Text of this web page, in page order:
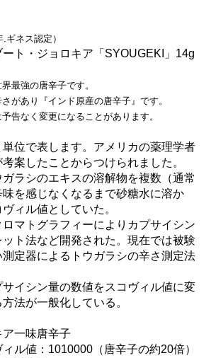
ギネス認定）
ト・ジョロキア「SYOUGEKI」14g
最強の唐辛子です。
があり『インド原産の唐辛子』です。
告なく変更になることがあります。
位で表します。アメリカの薬理学者
案したことからつけられました。
ラシのエキスの溶解物を複数（通常
味を感じなくなるまで砂糖水に溶か
ィル値としていた。
マトグラフィーによりカプサイシン
ト法など開発された。現在では被験
定器によるトウガラシの辛さ測定法
イシン量の数値をスコヴィル値に変
法が一般化している。
ア一味唐辛子
ィル値：1010000（唐辛子の約20倍）